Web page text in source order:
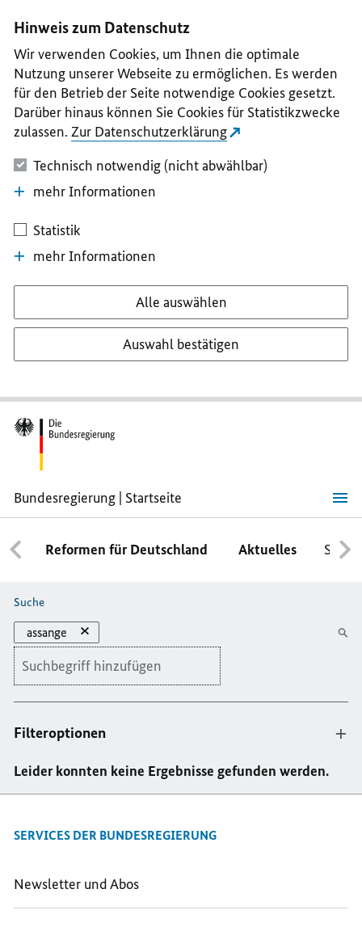
II
III
IV
V
Hinweis zum Datenschutz
Wir verwenden Cookies, um Ihnen die optimale
Nutzung unserer Webseite zu ermöglichen. Es werden
für den Betrieb der Seite notwendige Cookies gesetzt.
Darüber hinaus können Sie Cookies für Statistikzwecke
zulassen. Zur Datenschutzerklärung
Technisch notwendig (nicht abwählbar)
mehr Informationen
Statistik
mehr Informationen
Alle auswählen
Auswahl bestätigen
Bundesregierung | Startseite
Suche
Reformen für Deutschland Aktuelles
Bitte geben Sie höchstens 256 Zeichen ein.
Suche
×
assange
Backspace-
Taste
drücken
Filter
zu
Filteroptionen
Leider konnten keine Ergebnisse gefunden werden.
SERVICES DER BUNDESREGIERUNG
Newsletter und Abos